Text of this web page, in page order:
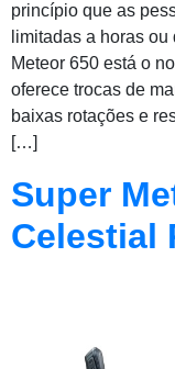
princípio que as
limitadas a horas
Meteor 650 está o
oferece trocas de
baixas rotações e
[…]
Super
Celestial